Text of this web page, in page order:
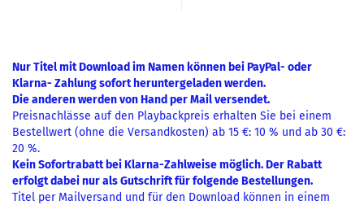
Nur Titel mit Download im Namen können bei PayPal- oder
Klarna- Zahlung sofort heruntergeladen werden.
Die anderen werden von Hand per Mail versendet.
Preisnachlässe auf den Playbackpreis erhalten Sie bei einem
Bestellwert (ohne die Versandkosten) ab 15 €: 10 % und ab 30 €:
20 %.
Kein Sofortrabatt bei Klarna-Zahlweise möglich. Der Rabatt
erfolgt dabei nur als Gutschrift für folgende Bestellungen.
Titel per Mailversand und für den Download können in einem